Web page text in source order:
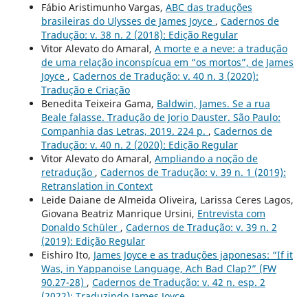
Fábio Aristimunho Vargas, ABC das traduções
brasileiras do Ulysses de James Joyce , Cadernos de
Tradução: v. 38 n. 2 (2018): Edição Regular
Vitor Alevato do Amaral, A morte e a neve: a tradução
de uma relação inconspícua em “os mortos”, de James
Joyce , Cadernos de Tradução: v. 40 n. 3 (2020):
Tradução e Criação
Benedita Teixeira Gama, Baldwin, James. Se a rua
Beale falasse. Tradução de Jorio Dauster. São Paulo:
Companhia das Letras, 2019. 224 p. , Cadernos de
Tradução: v. 40 n. 2 (2020): Edição Regular
Vitor Alevato do Amaral, Ampliando a noção de
retradução , Cadernos de Tradução: v. 39 n. 1 (2019):
Retranslation in Context
Leide Daiane de Almeida Oliveira, Larissa Ceres Lagos,
Giovana Beatriz Manrique Ursini, Entrevista com
Donaldo Schüler , Cadernos de Tradução: v. 39 n. 2
(2019): Edição Regular
Eishiro Ito, James Joyce e as traduções japonesas: “If it
Was, in Yappanoise Language, Ach Bad Clap?” (FW
90.27-28) , Cadernos de Tradução: v. 42 n. esp. 2